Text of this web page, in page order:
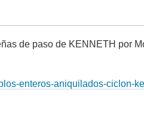
de paso de KENNETH por
enteros-aniquilados-ciclon-